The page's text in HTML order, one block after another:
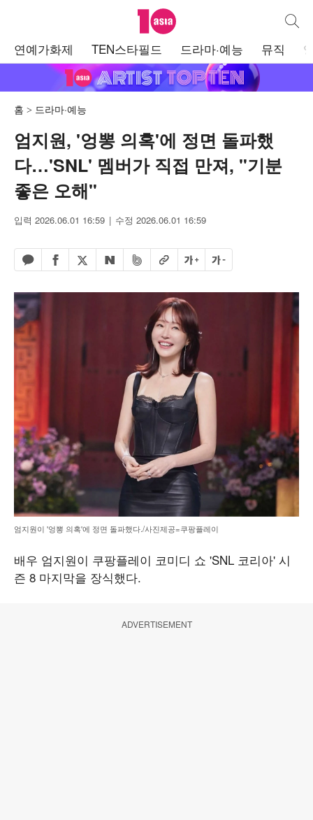
텐아시아 통합
연예가화제 TEN스타필드 드라마·예능 뮤직
홈 드라마·예능
엄지원, '엉뽕 의혹'에 정면 돌파했
다…'SNL' 멤버가 직접 만져, "기분
좋은 오해"
입력 2026.06.01 16:59 수정 2026.06.01 16:59
카카오톡 공유하기
페이스북 공유하기
엑스 공유하기
네이버 공유하기
밴드 공유하기
URL복사글자 크게글자 작게
엄지원이 '엉뽕 의혹'에 정면 돌파했다./사진제공=쿠팡플레이
배우 엄지원이 쿠팡플레이 코미디 쇼 'SNL 코리아' 시
즌 8 마지막을 장식했다.
ADVERTISEMENT